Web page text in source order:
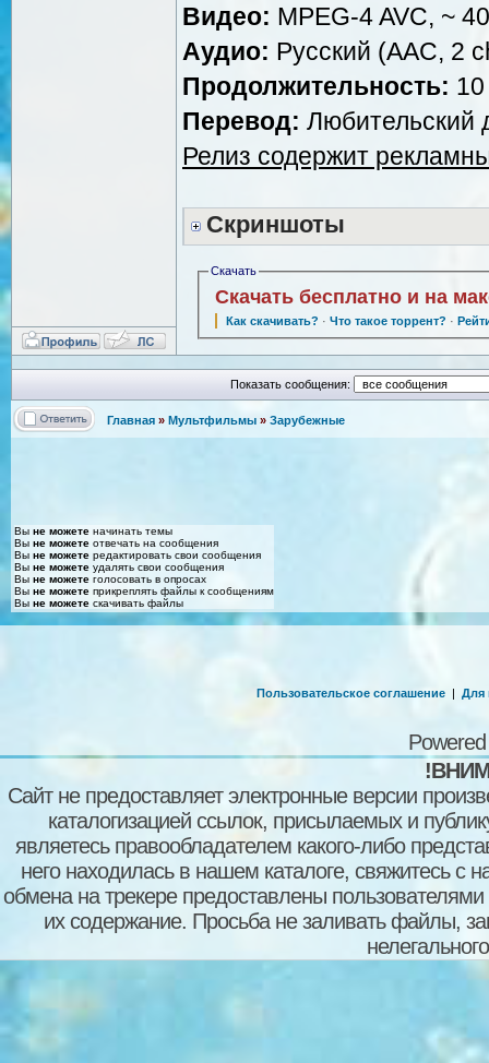
Видео: MPEG-4 AVC, ~
Аудио: Русский (AAC, 2
Продолжительность:
Перевод: Любительский
Релиз содержит
Скриншоты
Скачать
Скачать бесплатно и на
Как скачивать? · Что такое торрент? ·
Показать сообщения:
Главная » Мультфильмы » Зарубежные
Вы не можете начинать темы
Вы не можете отвечать на сообщения
Вы не можете редактировать свои сообщения
Вы не можете удалять свои сообщения
Вы не можете голосовать в опросах
Вы не можете прикреплять файлы к сообщениям
Вы не можете скачивать файлы
Пользовательское соглашение | Для
Сайт не предоставляет электронные версии
каталогизацией ссылок, присылаемых и
являетесь правообладателем какого-либо
него находилась в нашем каталоге, свяжитесь
обмена на трекере предоставлены пользователями
их содержание. Просьба не заливать файлы,